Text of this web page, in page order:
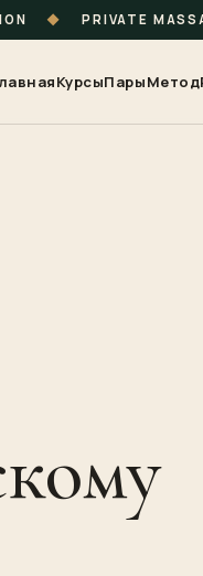
◆ PRIVATE
КурсыПарыМетод